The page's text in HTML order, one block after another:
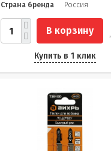
Страна бренда
Россия
В корзину
Купить в 1 клик